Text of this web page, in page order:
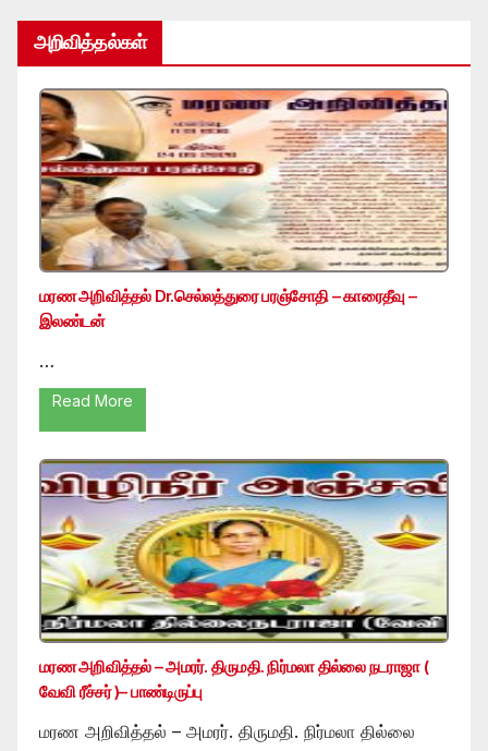
அறிவித்தல்கள்
மரண அறிவித்தல் Dr.செல்லத்துரை பரஞ்சோதி – காரைதீவு –
இலண்டன்
…
Read More
மரண அறிவித்தல் – அமரர். திருமதி. நிர்மலா தில்லை நடராஜா (
வேவி ரீச்சர் )– பாண்டிருப்பு
மரண அறிவித்தல் – அமரர். திருமதி. நிர்மலா தில்லை